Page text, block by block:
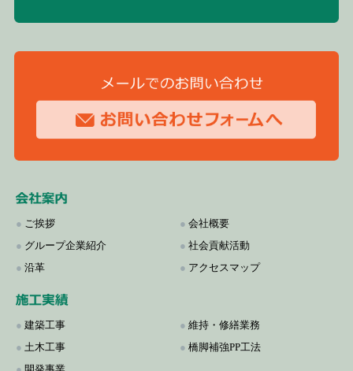
● ご挨拶
● グループ企業紹介
● 沿革
●会社概要
●社会貢献活動
● アクセスマップ
● 建築工事
● 土木工事
●維持・修繕業務
●橋脚補強PP工法